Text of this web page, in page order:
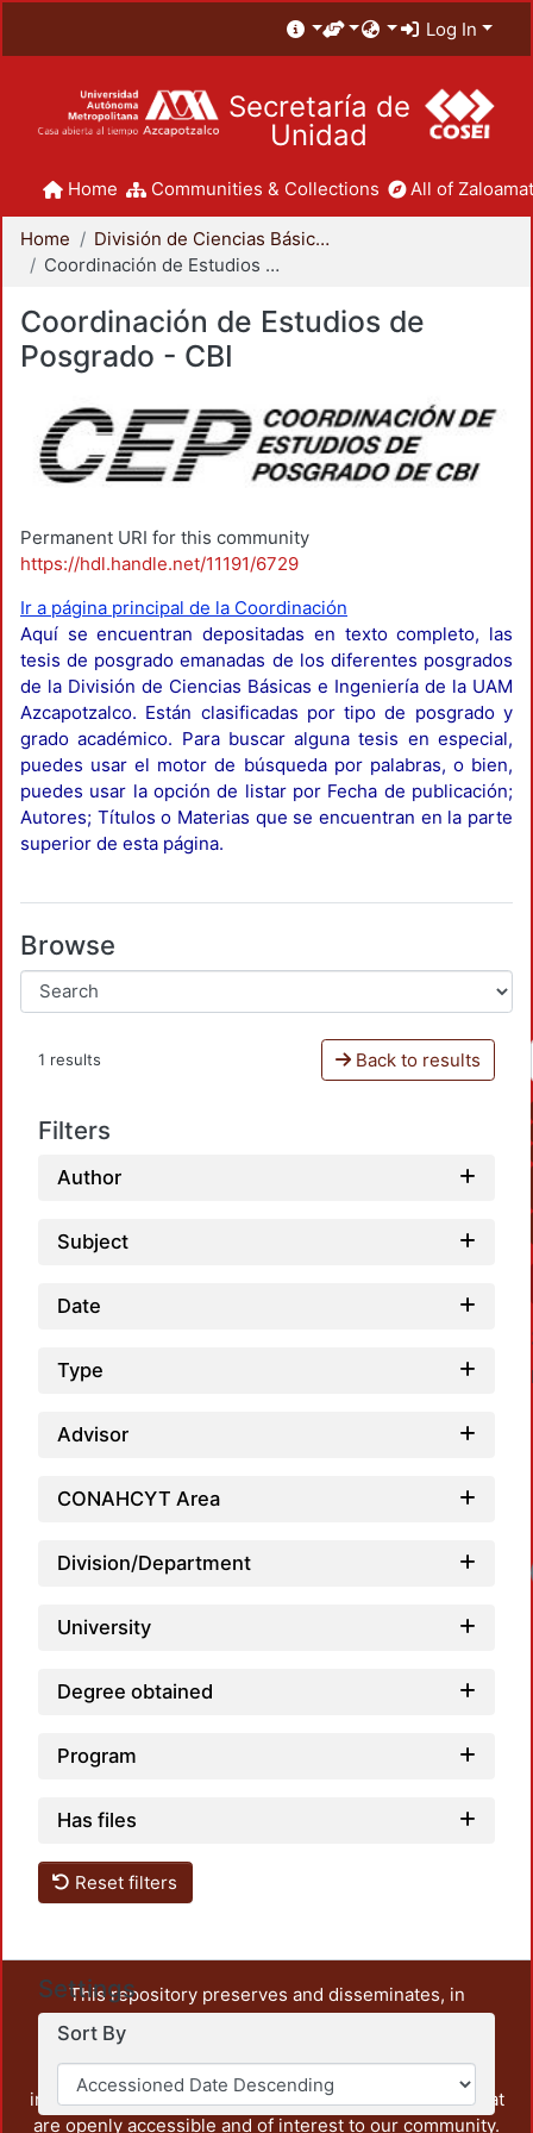
Log In
Secretaría de
Unidad
Home Communities & Collections All of
Home
División de Ciencias Básicas e Ingeniería
Coordinación de Estudios de Posgrado - CBI
Coordinación de Estudios de
Posgrado - CBI
Permanent URI for this community
https://hdl.handle.net/11191/6729
Ir a página principal de la Coordinación
Aquí se encuentran depositadas en texto completo, las
tesis de posgrado emanadas de los diferentes posgrados
de la División de Ciencias Básicas e Ingeniería de la UAM
Azcapotzalco. Están clasificadas por tipo de posgrado y
grado académico. Para buscar alguna tesis en especial,
puedes usar el motor de búsqueda por palabras, o bien,
puedes usar la opción de listar por Fecha de publicación;
Autores; Títulos o Materias que se encuentran en la parte
superior de esta página.
Browse
1 results Back to results
Filters
Author
Subject
Date
Type
Advisor
CONAHCYT Area
Division/Department
University
Degree obtained
Program
Has files
Reset filters
Settings
Sort By
This repository preserves and disseminates, in
unrestricted open access, the teaching and research
output of UAM Azcapotzalco. It also includes some
administrative and graphic documents from the
institution, as well as content from other institutions that
are openly accessible and of interest to our community.